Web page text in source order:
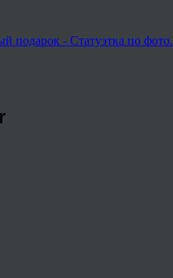
подарок - Статуэтка по фото.